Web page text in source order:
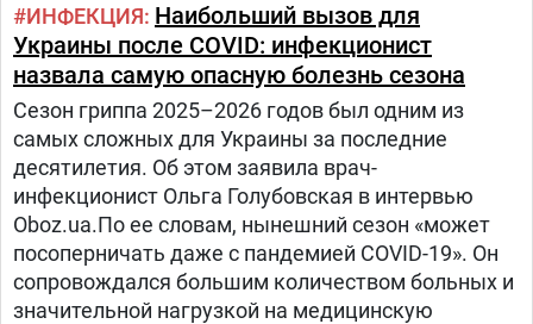
ИНФЕКЦИЯ Наибольший вызов для
Украины после COVID: инфекционист
назвала самую опасную болезнь сезона
Сезон гриппа 2025–2026 годов был одним из
самых сложных для Украины за последние
десятилетия. Об этом заявила врач-
инфекционист Ольга Голубовская в интервью
Oboz.ua.По ее словам, нынешний сезон «может
посоперничать даже с пандемией COVID-19». Он
сопровождался большим количеством больных и
значительной нагрузкой на медицинскую